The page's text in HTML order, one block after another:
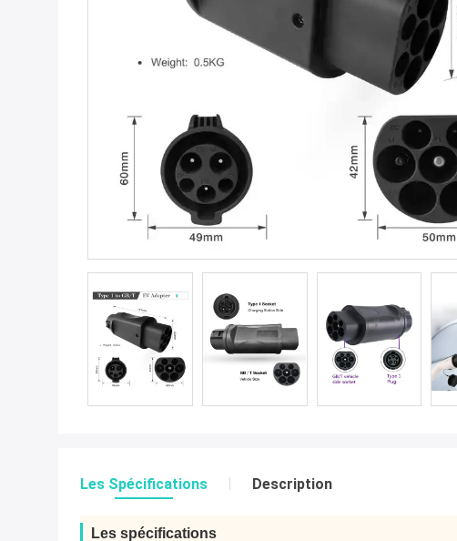
Les Spécifications Description
Les spécifications